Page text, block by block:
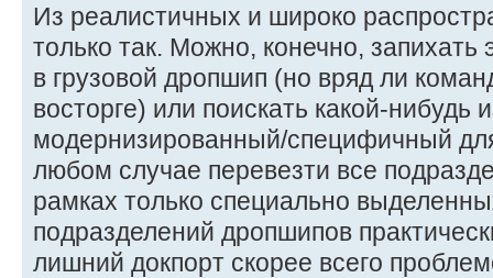
Из реалистичных и широко
только так. Можно, конечно, запихать
в грузовой дропшип (но вряд ли
восторге) или поискать какой-нибудь
модернизированный/специфичный
любом случае перевезти все
рамках только специально
подразделений дропшипов
лишний докпорт скорее всего